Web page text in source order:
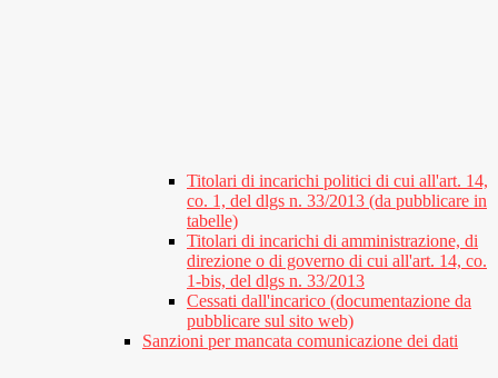
Titolari di incarichi politici di cui all'art. 14,
co. 1, del dlgs n. 33/2013 (da pubblicare in
tabelle)
Titolari di incarichi di amministrazione, di
direzione o di governo di cui all'art. 14, co.
1-bis, del dlgs n. 33/2013
Cessati dall'incarico (documentazione da
pubblicare sul sito web)
Sanzioni per mancata comunicazione dei dati